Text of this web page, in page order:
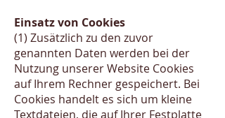
Einsatz von Cookies
(1) Zusätzlich zu den zuvor
genannten Daten werden bei der
Nutzung unserer Website Cookies
auf Ihrem Rechner gespeichert. Bei
Cookies handelt es sich um kleine
Textdateien, die auf Ihrer Festplatte